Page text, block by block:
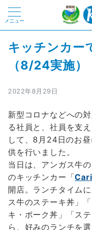
メニュー
キッチンカ
（8/24実施）
2022年8月29日
新型コロナなどへの
る社員と、社員を支
して、8月24日のお
供を行いました。
当日は、アンガス牛
のキッチンカー「
開店。ランチタイム
ス牛のステーキ丼」
キ・ポーク丼」「ス
ら、好みのランチを